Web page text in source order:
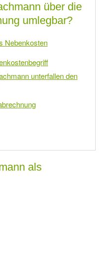
über die
umlegbar?
Nebenkosten
unterfallen den
als